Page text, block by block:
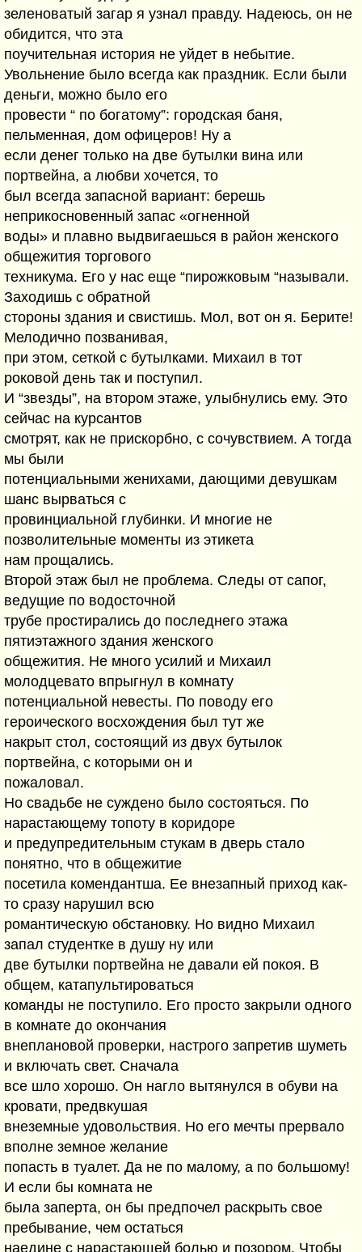
зеленоватый загар я узнал правду. Надеюсь, он не
обидится, что эта
поучительная история не уйдет в небытие.
Увольнение было всегда как праздник. Если были
деньги, можно было его
провести “ по богатому”: городская баня,
пельменная, дом офицеров! Ну а
если денег только на две бутылки вина или
портвейна, а любви хочется, то
был всегда запасной вариант: берешь
неприкосновенный запас «огненной
воды» и плавно выдвигаешься в район женского
общежития торгового
техникума. Его у нас еще “пирожковым “называли.
Заходишь с обратной
стороны здания и свистишь. Мол, вот он я. Берите!
Мелодично позванивая,
при этом, сеткой с бутылками. Михаил в тот
роковой день так и поступил.
И “звезды”, на втором этаже, улыбнулись ему. Это
сейчас на курсантов
смотрят, как не прискорбно, с сочувствием. А тогда
мы были
потенциальными женихами, дающими девушкам
шанс вырваться с
провинциальной глубинки. И многие не
позволительные моменты из этикета
нам прощались.
Второй этаж был не проблема. Следы от сапог,
ведущие по водосточной
трубе простирались до последнего этажа
пятиэтажного здания женского
общежития. Не много усилий и Михаил
молодцевато впрыгнул в комнату
потенциальной невесты. По поводу его
героического восхождения был тут же
накрыт стол, состоящий из двух бутылок
портвейна, с которыми он и
пожаловал.
Но свадьбе не суждено было состояться. По
нарастающему топоту в коридоре
и предупредительным стукам в дверь стало
понятно, что в общежитие
посетила комендантша. Ее внезапный приход как-
то сразу нарушил всю
романтическую обстановку. Но видно Михаил
запал студентке в душу ну или
две бутылки портвейна не давали ей покоя. В
общем, катапультироваться
команды не поступило. Его просто закрыли одного
в комнате до окончания
внеплановой проверки, настрого запретив шуметь
и включать свет. Сначала
все шло хорошо. Он нагло вытянулся в обуви на
кровати, предвкушая
внеземные удовольствия. Но его мечты прервало
вполне земное желание
попасть в туалет. Да не по малому, а по большому!
И если бы комната не
была заперта, он бы предпочел раскрыть свое
пребывание, чем остаться
наедине с нарастающей болью и позором. Чтобы